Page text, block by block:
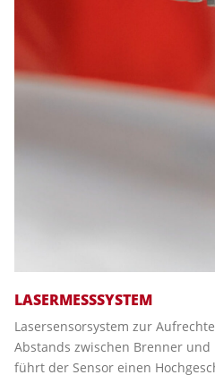
LASERMESSSYSTEM
Lasersensorsystem zur
Abstands zwischen Brenner und
führt der Sensor einen